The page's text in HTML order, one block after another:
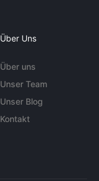
Über Uns
Über uns
Unser Team
Unser Blog
Kontakt